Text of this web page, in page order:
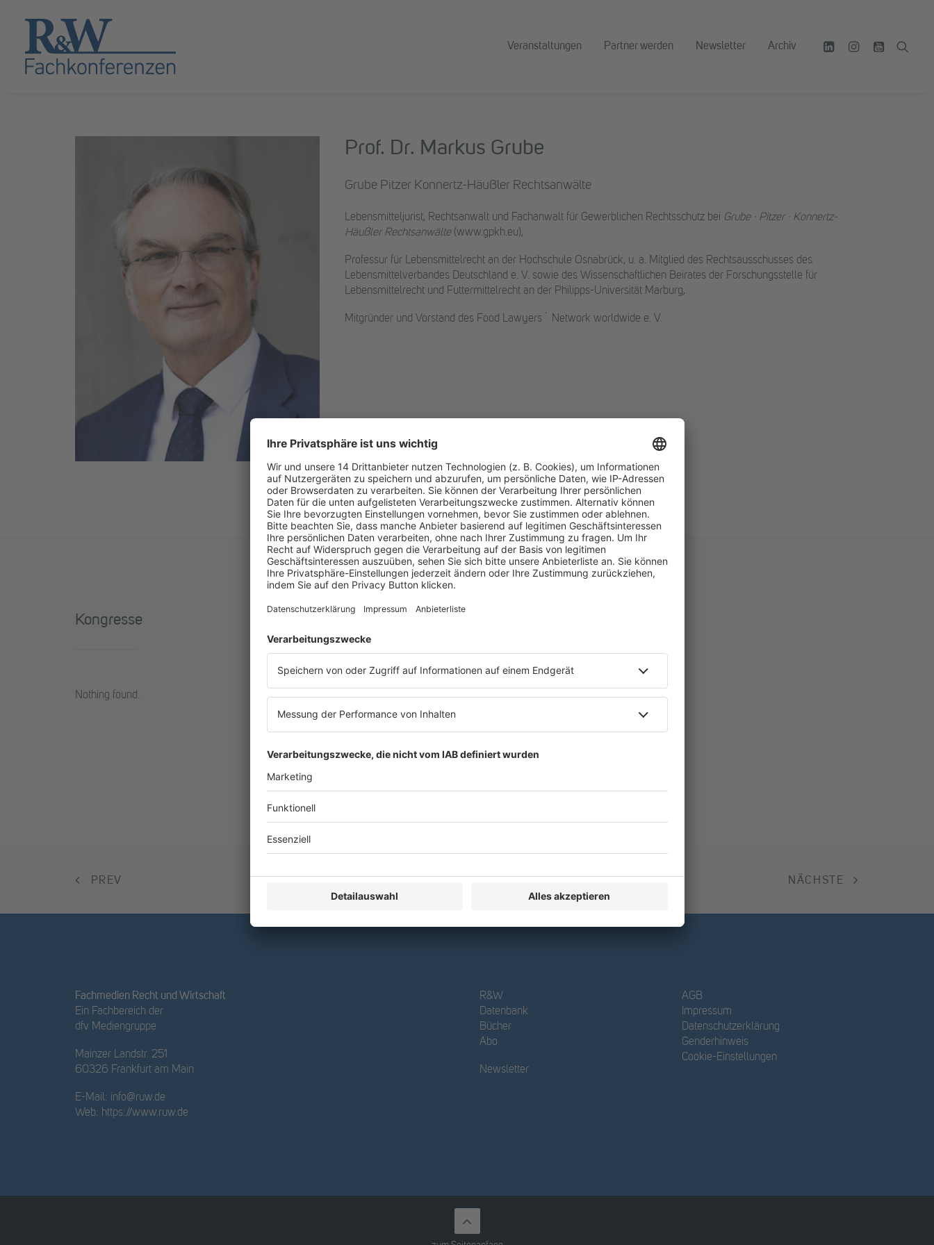
Veranstaltungen Partner werden Newsletter Archiv
Prof. Dr. Markus Grube
Grube Pitzer Konnertz-Häußler Rechtsanwälte
Lebensmitteljurist, Rechtsanwalt und Fachanwalt für Gewerblichen Rechtsschutz bei Grube · Pitzer · Konnertz-
Häußler Rechtsanwälte(www.gpkh.eu),
Professur für Lebensmittelrecht an der Hochschule Osnabrück, u. a. Mitglied des Rechtsausschusses des
Lebensmittelverbandes Deutschland e. V. sowie des Wissenschaftlichen Beirates der Forschungsstelle für
Lebensmittelrecht und Futtermittelrecht an der Philipps-Universität Marburg,
Mitgründer und Vorstand des Food Lawyers´ Network worldwide e. V.
Kongresse
Nothing found.
PREV NÄCHSTE
Fachmedien Recht und Wirtschaft
Ein Fachbereich der
dfv Mediengruppe
Mainzer Landstr. 251
60326 Frankfurt am Main
E-Mail: info@ruw.de
Web: https://www.ruw.de
R&W
Datenbank
Bücher
Abo
Newsletter
AGB
Impressum
Datenschutzerklärung
Genderhinweis
Cookie-Einstellungen